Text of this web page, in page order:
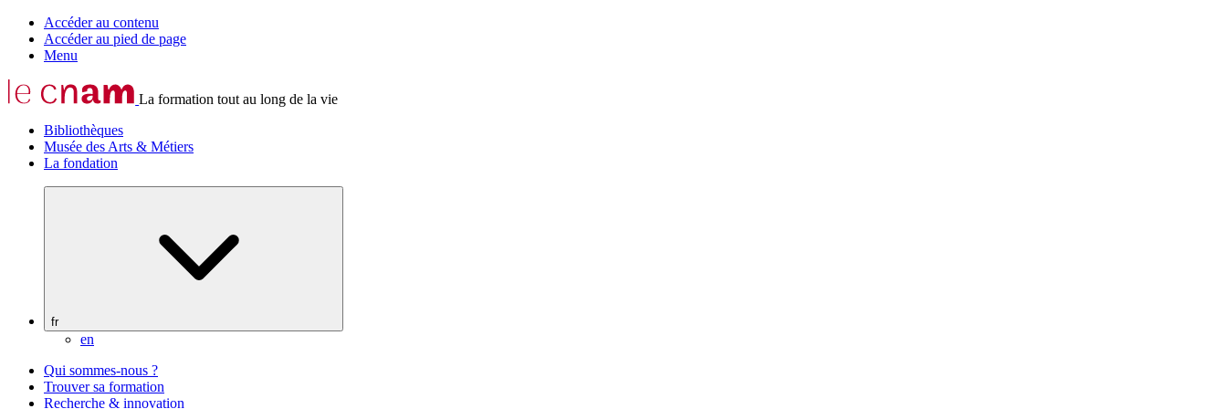
Accéder au contenu
Accéder au pied de page
Menu
La formation tout au long de la vie
Bibliothèques
Musée des Arts & Métiers
La fondation
fr
en
Qui sommes-nous ?
Trouver sa formation
Recherche & innovation